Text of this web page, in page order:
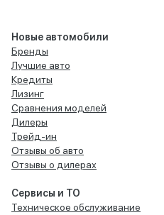
Новые автомобили
Бренды
Лучшие авто
Кредиты
Лизинг
Сравнения моделей
Дилеры
Трейд-ин
Отзывы об авто
Отзывы о дилерах
Сервисы и ТО
Техническое обслуживание